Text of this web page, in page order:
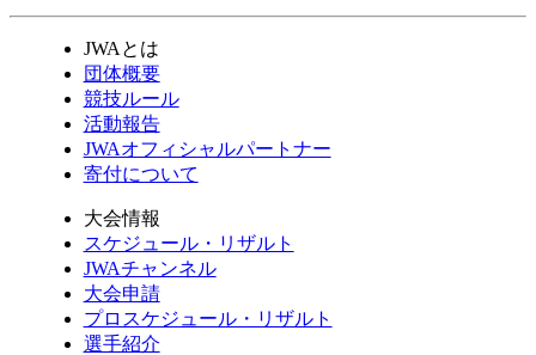
JWAとは
団体概要
競技ルール
活動報告
JWAオフィシャルパートナー
寄付について
大会情報
スケジュール・リザルト
JWAチャンネル
大会申請
プロスケジュール・リザルト
選手紹介